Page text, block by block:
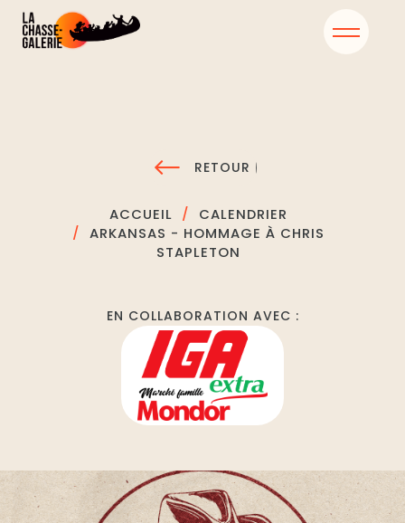
RETOUR
ACCUEIL
CALENDRIER
ARKANSAS - HOMMAGE À CHRIS
STAPLETON
EN COLLABORATION AVEC :